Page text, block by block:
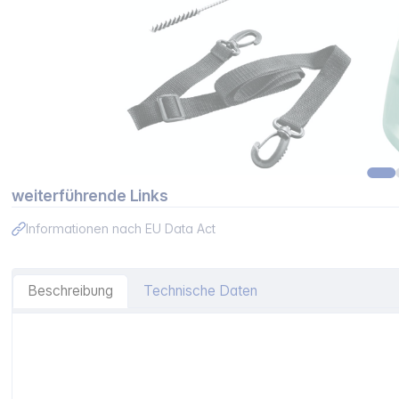
weiterführende Links
Informationen nach EU Data Act
Beschreibung Technische Daten